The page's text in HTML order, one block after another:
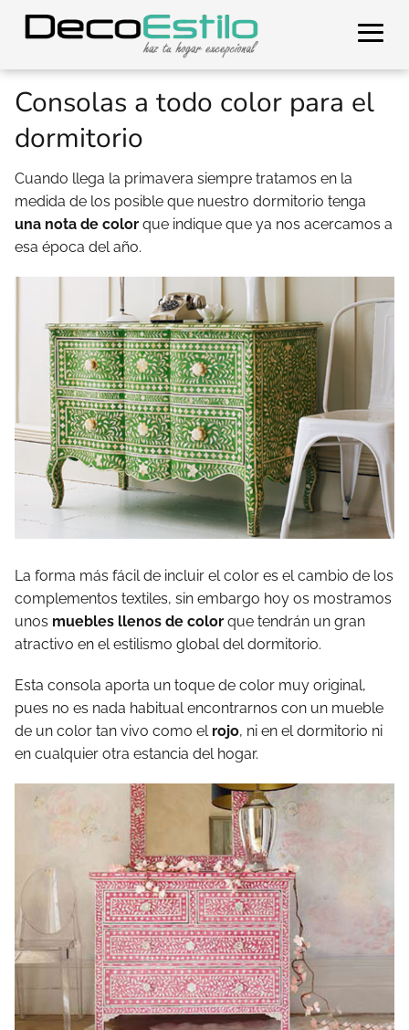
Consolas a todo color para el
dormitorio
Cuando llega la primavera siempre tratamos en la
medida de los posible que nuestro dormitorio tenga
una nota de color que indique que ya nos acercamos a
esa época del año.
La forma más fácil de incluir el color es el cambio de los
complementos textiles, sin embargo hoy os mostramos
unos muebles llenos de color que tendrán un gran
atractivo en el estilismo global del dormitorio.
Esta consola aporta un toque de color muy original,
pues no es nada habitual encontrarnos con un mueble
de un color tan vivo como el rojo, ni en el dormitorio ni
en cualquier otra estancia del hogar.